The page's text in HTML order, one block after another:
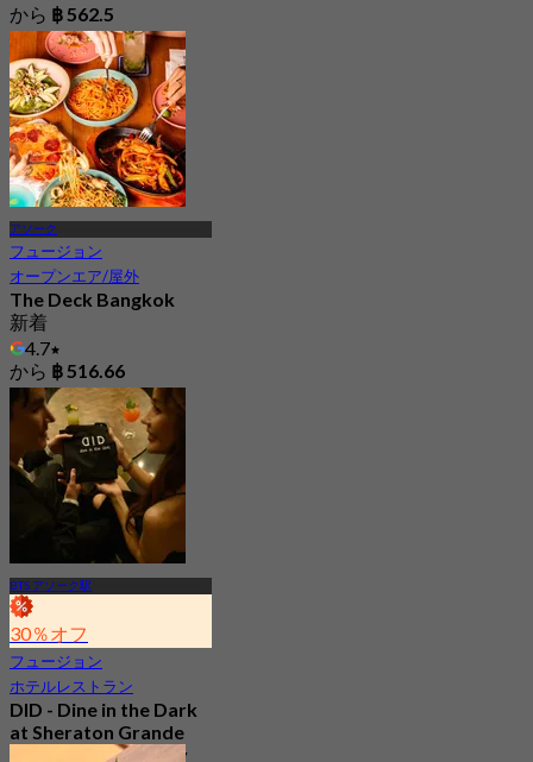
から ฿ 562.5
アソーク
フュージョン
オープンエア/屋外
The Deck Bangkok
新着
4.7
から ฿ 516.66
BTS アソーク駅
30％オフ
フュージョン
ホテルレストラン
DID - Dine in the Dark
at Sheraton Grande
Sukhumvit, a Luxury